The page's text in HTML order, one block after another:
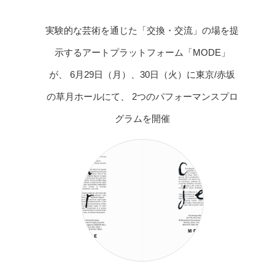
実験的な芸術を通じた「交換・交流」の場を提
示するアートプラットフォーム「MODE」
が、 6月29日（月）、30日（火）に東京/赤坂
の草月ホールにて、 2つのパフォーマンスプロ
グラムを開催